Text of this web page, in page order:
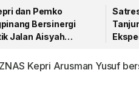
dan Pemko
Bersinergi
Jalan Aisyah
Kepri Arusman Yusuf